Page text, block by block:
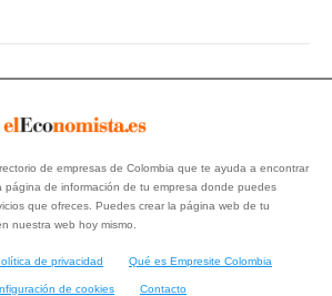
de empresas de Colombia que te ayuda a encontrar
página de información de tu empresa donde puedes
que ofreces. Puedes crear la página web de tu
nuestra web hoy mismo.
de privacidad Qué es Empresite Colombia
de cookies Contacto